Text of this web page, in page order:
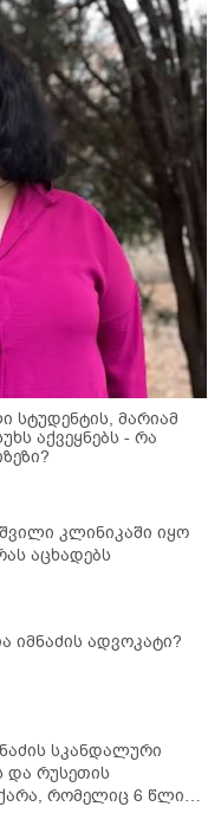
სტუდენტის, მარიამ
აქვეყნებს - რა
კლინიკაში იყო
აცხადებს
იმნაძის ადვოკატი?
სკანდალური
და რუსეთის
რომელიც 6 წლის